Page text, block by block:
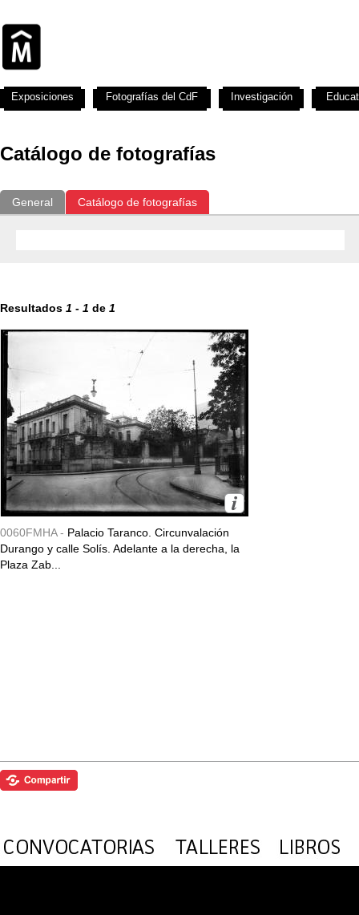
Catálogo de fotografías
General Catálogo de fotografías
Resultados 1 - 1 de 1
0060FMHA - Palacio Taranco. Circunvalación
Durango y calle Solís. Adelante a la derecha, la
Plaza Zab...
Exposiciones Fotografías del CdF Investigación